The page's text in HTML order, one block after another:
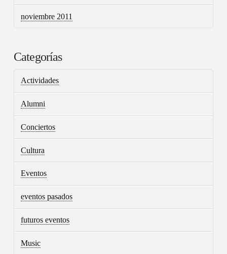
noviembre 2011
Categorías
Actividades
Alumni
Conciertos
Cultura
Eventos
eventos pasados
futuros eventos
Music